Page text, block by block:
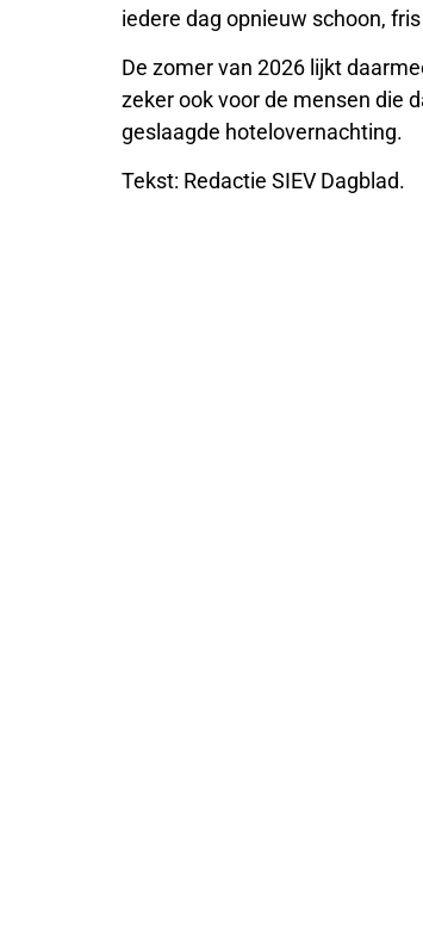
iedere dag opnieuw schoon,
De zomer van 2026 lijkt
zeker ook voor de mensen die
geslaagde hotelovernachting.
Tekst: Redactie SIEV Dagblad.